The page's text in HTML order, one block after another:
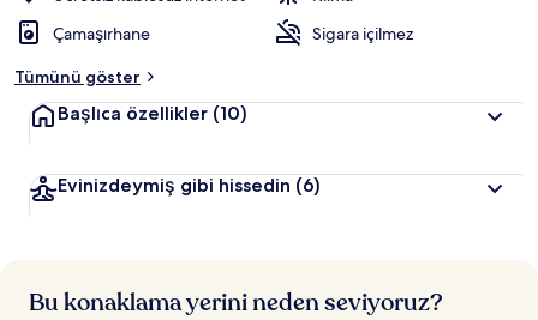
d
k
Çamaşırhane
Sigara içilmez
Tümünü göster
Başlıca özellikler (10)
Evinizdeymiş gibi hissedin (6)
Bu konaklama yerini neden seviyoruz?